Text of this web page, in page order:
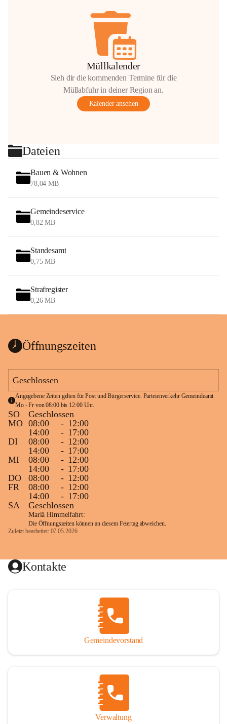
Müllkalender
Sieh dir die kommenden Termine für die
Müllabfuhr in deiner Region an.
Kalender ansehen
Dateien
Bauen & Wohnen
78,04 MB
Gemeindeservice
0,82 MB
Standesamt
0,75 MB
Strafregister
0,26 MB
Öffnungszeiten
Geschlossen
Angegebene Zeiten gelten für Post und Bürgerservice. Parteienverkehr Gemeindeamt
Mo - Fr von 08:00 bis 12:00 Uhr.
SO
Geschlossen
MO 08:00 - 12:00
14:00
- 17:00
DI
08:00 - 12:00
14:00
- 17:00
MI
08:00 - 12:00
14:00
- 17:00
DO
08:00 - 12:00
FR
08:00 - 12:00
14:00
- 17:00
SA
Geschlossen
Mariä Himmelfahrt:
Die Öffnungszeiten können an diesem Feiertag abweichen.
Zuletzt bearbeitet: 07.05.2026
Kontakte
Gemeindevorstand
Verwaltung